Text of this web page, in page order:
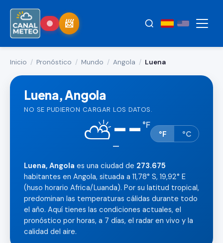
Inicio / Pronóstico / Mundo / Angola / Luena
Luena, Angola
NO SE PUDIERON CARGAR LOS DATOS.
⛅-- °F
—
°F °C
Luena, Angola es una ciudad de 273.675
habitantes en Angola, situada a 11,78° S, 19,92° E
(huso horario Africa/Luanda). Por su latitud tropical,
predominan las temperaturas cálidas durante todo
el año. Aquí tienes las condiciones actuales, el
pronóstico por horas, a 7 días, el radar en vivo y la
calidad del aire.